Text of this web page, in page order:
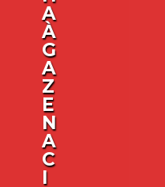
A
À
G
A
Z
E
N
A
C
I